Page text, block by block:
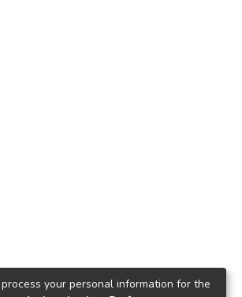
your personal information for the